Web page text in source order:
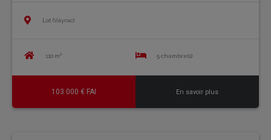
Lot (Vayrac)
110 m² 5 chambre(s)
103 000 € FAI En savoir plus